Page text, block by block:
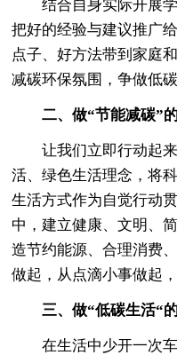
结合自身实际开展
把好的经验与建议推广
点子、好方法带到家庭
减碳环保氛围，争做低
二、做“节能减碳”
让我们立即行动起
活、绿色生活理念，将
生活方式作为自觉行动
中，建立健康、文明、
造节约能源、合理消费
做起，从点滴小事做起
三、做“低碳生活“
在生活中少开一次